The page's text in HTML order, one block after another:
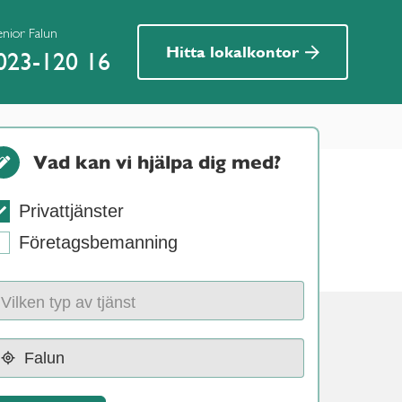
Falun
120 16 Hitta lokalkontor
Vad kan vi hjälpa dig med?
Privattjänster
Företagsbemanning